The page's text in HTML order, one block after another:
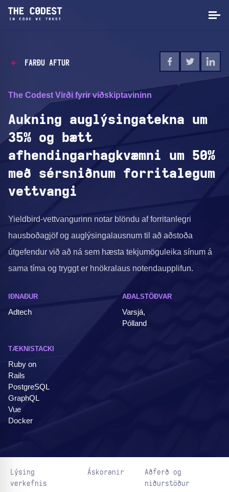
FARÐU AFTUR
The Codest Virði fyrir viðskiptavininn
Aukning auglýsingatekna um
35% og bætt
afhendingarhagkvæmni um 50%
með sérsniðnum forritalegum
vettvangi
Yieldbird-vettvangurinn notar blöndu af forritanlegri
hausboðagjöf og auglýsingalausnum til að aðstoða
útgefendur við að ná sem hæsta tekjumöguleika sínum á
sama tíma og tryggt er hnökralaus notendaupplifun.
IÐNAÐUR
Adtech
AÐALSTÖÐVAR
Varsjá,
Pólland
TÆKNISTACKI
Ruby on
Rails
PostgreSQL
GraphQL
Vue
Docker
Lýsing
verkefnis
Áskoranir
Aðferð og
niðurstöður